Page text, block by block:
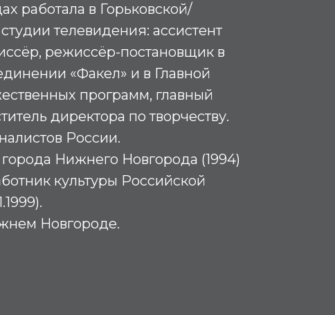
работала в Горьковской/
телевидения: ассистент
режиссёр-постановщик в
«Факел» и в Главной
программ, главный
директора по творчеству.
России.
Нижнего Новгорода (1994)
культуры Российской
Новгороде.